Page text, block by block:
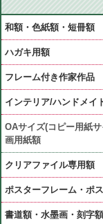
和額・色紙額・短冊額
ハガキ用額
フレーム付き作家作品
インテリア/ハンドメイ
OAサイズ(コピー用紙サ
画用紙額
クリアファイル専用額
ポスターフレーム・ポ
書道額・水墨画・刻字